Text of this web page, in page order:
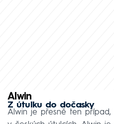
Alwin
Z útulku do dočasky
Alwin je přesně ten